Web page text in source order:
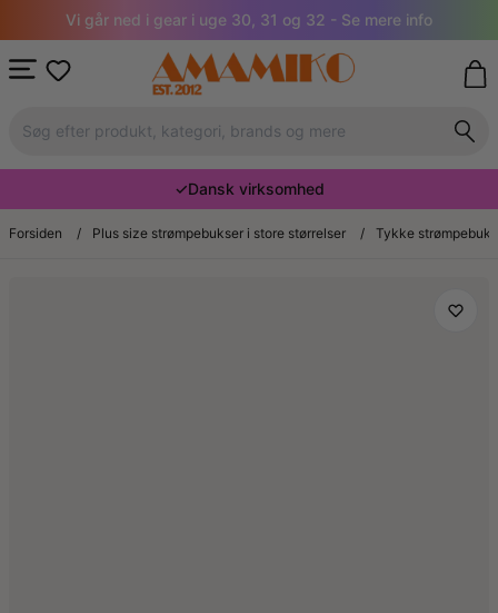
Vi går ned i gear i uge 30, 31 og 32 - Se mere info
✓Dansk virksomhed
Forsiden / Plus size strømpebukser i store størrelser / Tykke